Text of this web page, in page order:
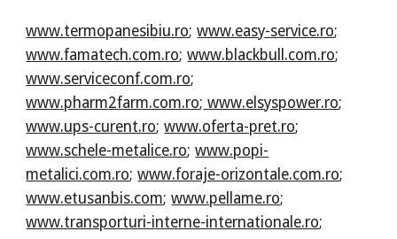
www.termopanesibiu.ro;www.easy-service.ro;
www.famatech.com.ro;www.blackbull.com.ro;
www.serviceconf.com.ro;
www.pharm2farm.com.ro; www.elsyspower.ro;
www.ups-curent.ro;www.oferta-pret.ro;
www.schele-metalice.ro;www.popi-
metalici.com.ro;www.foraje-orizontale.com.ro;
www.etusanbis.com;www.pellame.ro;
www.transporturi-interne-internationale.ro;